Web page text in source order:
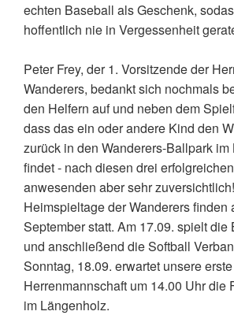
echten Baseball als Geschenk,
hoffentlich nie in Vergessenheit
Peter Frey, der 1. Vorsitzende der
Wanderers, bedankt sich nochmals
den Helfern auf und neben dem
dass das ein oder andere Kind den
zurück in den Wanderers-Ballpark
findet - nach diesen drei
anwesenden aber sehr
Heimspieltage der Wanderers finden
September statt. Am 17.09. spielt die
und anschließend die Softball
Sonntag, 18.09. erwartet unsere erste
Herrenmannschaft um 14.00 Uhr die
im Längenholz.